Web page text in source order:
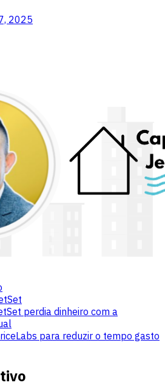
2025
perdia dinheiro com a
para reduzir o tempo gasto